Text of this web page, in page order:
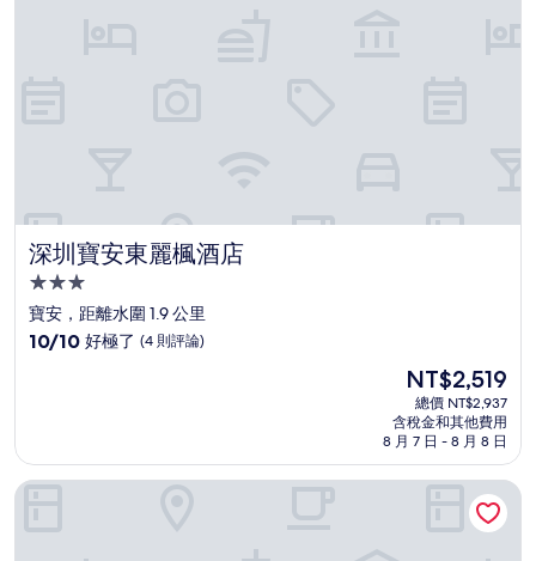
深圳寶安東麗楓酒店
深圳寶安東麗楓酒店
3.0
星
級
寶安，距離水圍 1.9 公里
10.0
好
極
10/10 好極了 (4 則評論)
現
在
價
格
為
NT$2,519
NT$2,519
總價 NT$2,937
含稅金和其他費用
8 月 7 日 - 8 月 8 日
東莞長安國際酒店